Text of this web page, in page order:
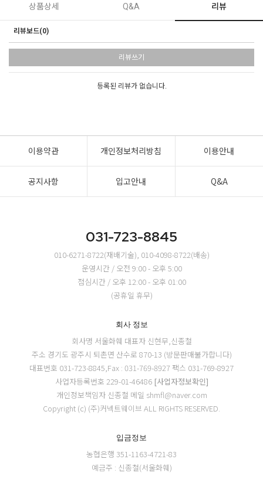
상품상세 Q&A 리뷰
리뷰보드(0)
리뷰쓰기
등록된 리뷰가 없습니다.
이용약관 개인정보처리방침 이용안내
공지사항 입고안내 Q&A
031-723-8845
010-6271-8722(재배기술), 010-4098-8722(배송)
운영시간 / 오전 9:00 - 오후 5:00
점심시간 / 오후 12:00 - 오후 01:00
(공휴일 휴무)
회사 정보
회사명 서울화훼 대표자 신현무,신종철
주소 경기도 광주시 퇴촌면 산수로 870-13 (방문판매불가합니다)
대표번호 031-723-8845,Fax : 031-769-8927 팩스 031-769-8927
사업자등록번호 229-01-46486 [사업자정보확인]
개인정보책임자 신종철 메일 shmfl@naver.com
Copyright (c) (주)커넥트웨이브 ALL RIGHTS RESERVED.
입금정보
농협은행 351-1163-4721-83
예금주 : 신종철(서울화훼)